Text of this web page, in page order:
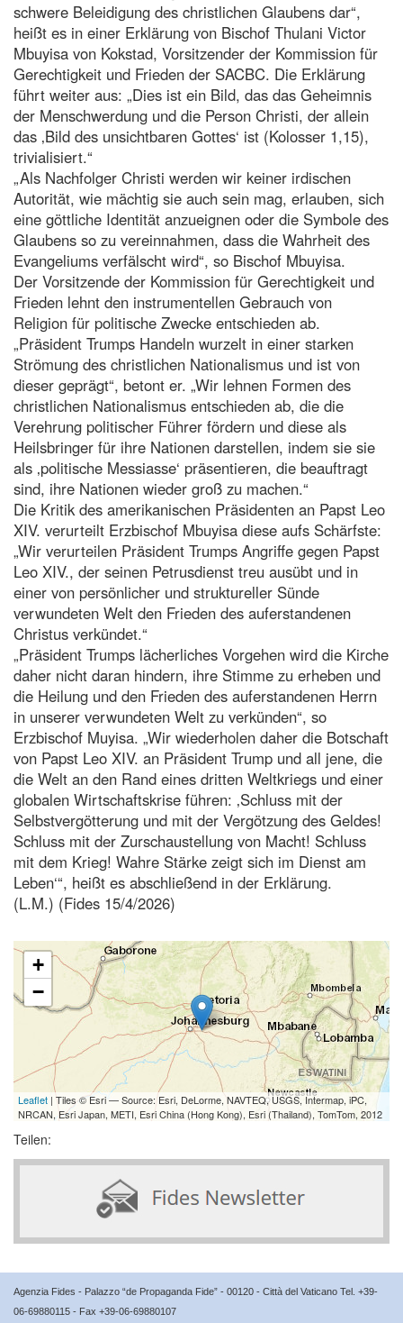
schwere Beleidigung des christlichen Glaubens dar“,
heißt es in einer Erklärung von Bischof Thulani Victor
Mbuyisa von Kokstad, Vorsitzender der Kommission für
Gerechtigkeit und Frieden der SACBC. Die Erklärung
führt weiter aus: „Dies ist ein Bild, das das Geheimnis
der Menschwerdung und die Person Christi, der allein
das ‚Bild des unsichtbaren Gottes‘ ist (Kolosser 1,15),
trivialisiert.“
„Als Nachfolger Christi werden wir keiner irdischen
Autorität, wie mächtig sie auch sein mag, erlauben, sich
eine göttliche Identität anzueignen oder die Symbole des
Glaubens so zu vereinnahmen, dass die Wahrheit des
Evangeliums verfälscht wird“, so Bischof Mbuyisa.
Der Vorsitzende der Kommission für Gerechtigkeit und
Frieden lehnt den instrumentellen Gebrauch von
Religion für politische Zwecke entschieden ab.
„Präsident Trumps Handeln wurzelt in einer starken
Strömung des christlichen Nationalismus und ist von
dieser geprägt“, betont er. „Wir lehnen Formen des
christlichen Nationalismus entschieden ab, die die
Verehrung politischer Führer fördern und diese als
Heilsbringer für ihre Nationen darstellen, indem sie sie
als ‚politische Messiasse‘ präsentieren, die beauftragt
sind, ihre Nationen wieder groß zu machen.“
Die Kritik des amerikanischen Präsidenten an Papst Leo
XIV. verurteilt Erzbischof Mbuyisa diese aufs Schärfste:
„Wir verurteilen Präsident Trumps Angriffe gegen Papst
Leo XIV., der seinen Petrusdienst treu ausübt und in
einer von persönlicher und struktureller Sünde
verwundeten Welt den Frieden des auferstandenen
Christus verkündet.“
„Präsident Trumps lächerliches Vorgehen wird die Kirche
daher nicht daran hindern, ihre Stimme zu erheben und
die Heilung und den Frieden des auferstandenen Herrn
in unserer verwundeten Welt zu verkünden“, so
Erzbischof Muyisa. „Wir wiederholen daher die Botschaft
von Papst Leo XIV. an Präsident Trump und all jene, die
die Welt an den Rand eines dritten Weltkriegs und einer
globalen Wirtschaftskrise führen: ‚Schluss mit der
Selbstvergötterung und mit der Vergötzung des Geldes!
Schluss mit der Zurschaustellung von Macht! Schluss
mit dem Krieg! Wahre Stärke zeigt sich im Dienst am
Leben‘“, heißt es abschließend in der Erklärung.
(L.M.) (Fides 15/4/2026)
+
−
Leaflet | Tiles © Esri — Source: Esri, DeLorme, NAVTEQ, USGS, Intermap, iPC,
NRCAN, Esri Japan, METI, Esri China (Hong Kong), Esri (Thailand), TomTom, 2012
Teilen:
Agenzia Fides - Palazzo “de Propaganda Fide” - 00120 - Città del Vaticano Tel. +39-
06-69880115 - Fax +39-06-69880107